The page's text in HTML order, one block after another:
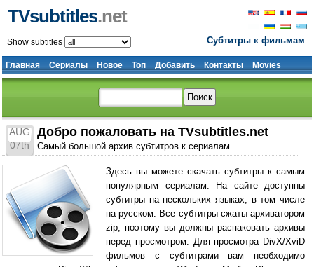
Субтитры к фильмам
TVsubtitles.net
Главная Сериалы Новое Топ Добавить Контакты Movies
Show subtitles
AUG
07th
Добро пожаловать на TVsubtitles.net
Самый большой архив субтитров к сериалам
Здесь вы можете скачать субтитры к самым
популярным сериалам. На сайте доступны
субтитры на нескольких языках, в том числе
на русском. Все субтитры сжаты архиватором
zip, поэтому вы должны распаковать архивы
перед просмотром. Для просмотра DivX/XviD
фильмов с субтитрами вам необходимо